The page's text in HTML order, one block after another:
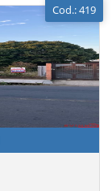
Cod.: 419